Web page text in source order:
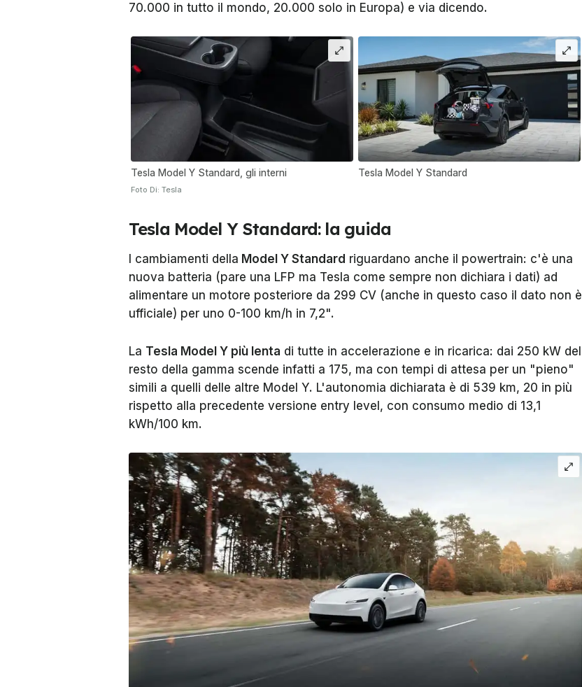
70.000 in tutto il mondo, 20.000 solo in Europa) e via dicendo.
Tesla Model Y Standard, gli interni Tesla Model Y Standard
Foto Di: Tesla
Tesla Model Y Standard: la guida
I cambiamenti della Model Y Standard riguardano anche il powertrain: c'è una
nuova batteria (pare una LFP ma Tesla come sempre non dichiara i dati) ad
alimentare un motore posteriore da 299 CV (anche in questo caso il dato non è
ufficiale) per uno 0-100 km/h in 7,2".
La Tesla Model Y più lenta di tutte in accelerazione e in ricarica: dai 250 kW del
resto della gamma scende infatti a 175, ma con tempi di attesa per un "pieno"
simili a quelli delle altre Model Y. L'autonomia dichiarata è di 539 km, 20 in più
rispetto alla precedente versione entry level, con consumo medio di 13,1
kWh/100 km.